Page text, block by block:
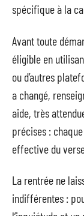
spécifique à la
Avant toute
éligible en
ou d’autres
a changé,
aide, très
précises :
effective du
La rentrée ne
indifférentes :